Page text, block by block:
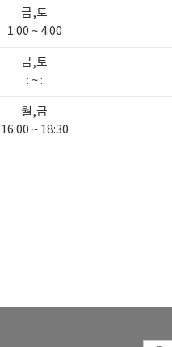
금,토
1:00 ~ 4:00
금,토
: ~ :
월,금
16:00 ~ 18:30